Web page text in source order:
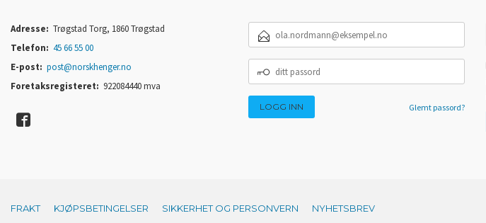
Adresse: Trøgstad Torg, 1860 Trøgstad
Telefon: 45 66 55 00
E-post: post@norskhenger.no
Foretaksregisteret: 922084440 mva
POSTADRESSE
PASSORD
Glemt passord?
FRAKT KJØPSBETINGELSER SIKKERHET OG PERSONVERN NYHETSBREV